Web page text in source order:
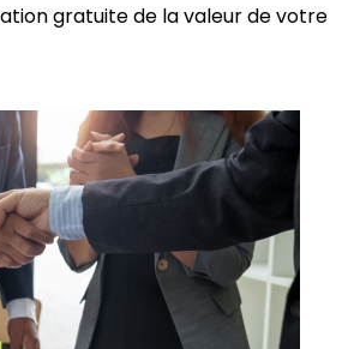
gratuite de la valeur de votre